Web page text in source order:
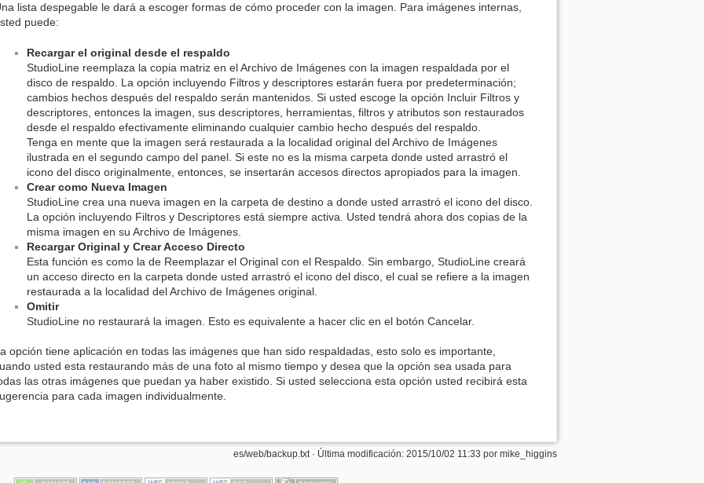
lista despegable le dará a escoger formas de cómo proceder con la imagen. Para imágenes internas,
puede:
Recargar el original desde el respaldo
StudioLine reemplaza la copia matriz en el Archivo de Imágenes con la imagen respaldada por el
disco de respaldo. La opción incluyendo Filtros y descriptores estarán fuera por predeterminación;
cambios hechos después del respaldo serán mantenidos. Si usted escoge la opción Incluir Filtros y
descriptores, entonces la imagen, sus descriptores, herramientas, filtros y atributos son restaurados
desde el respaldo efectivamente eliminando cualquier cambio hecho después del respaldo.
Tenga en mente que la imagen será restaurada a la localidad original del Archivo de Imágenes
ilustrada en el segundo campo del panel. Si este no es la misma carpeta donde usted arrastró el
icono del disco originalmente, entonces, se insertarán accesos directos apropiados para la imagen.
Crear como Nueva Imagen
StudioLine crea una nueva imagen en la carpeta de destino a donde usted arrastró el icono del disco.
La opción incluyendo Filtros y Descriptores está siempre activa. Usted tendrá ahora dos copias de la
misma imagen en su Archivo de Imágenes.
Recargar Original y Crear Acceso Directo
Esta función es como la de Reemplazar el Original con el Respaldo. Sin embargo, StudioLine creará
un acceso directo en la carpeta donde usted arrastró el icono del disco, el cual se refiere a la imagen
restaurada a la localidad del Archivo de Imágenes original.
Omitir
StudioLine no restaurará la imagen. Esto es equivalente a hacer clic en el botón Cancelar.
opción tiene aplicación en todas las imágenes que han sido respaldadas, esto solo es importante,
usted esta restaurando más de una foto al mismo tiempo y desea que la opción sea usada para
las otras imágenes que puedan ya haber existido. Si usted selecciona esta opción usted recibirá esta
para cada imagen individualmente.
es/web/backup.txt· Última modificación: 2015/10/02 11:33 por mike_higgins